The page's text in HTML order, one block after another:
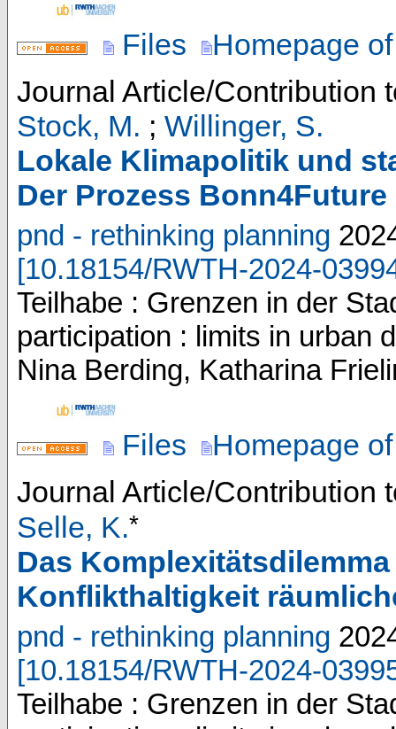
Files
Homepage
Journal Article/Contribution
Stock, M. ; Willinger, S.
Lokale Klimapolitik und
Der Prozess Bonn4Future
pnd - rethinking planning
[10.18154/RWTH-2024-
Teilhabe : Grenzen in der
participation : limits in urban
Nina Berding, Katharina
Files
Homepage
Journal Article/Contribution
Selle, K.*
Das
Konflikthaltigkeit
pnd - rethinking planning
[10.18154/RWTH-2024-
Teilhabe : Grenzen in der